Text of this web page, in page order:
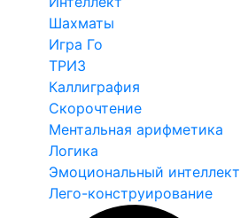
Шахматы
Игра Го
ТРИЗ
Каллиграфия
Скорочтение
Ментальная арифметика
Логика
Эмоциональный интеллект
Лего-конструирование